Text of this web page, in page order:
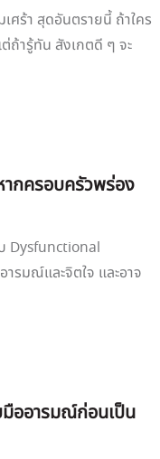
เศร้า สุดอันตรายนี้ ถ้าใคร
ต่ถ้ารู้ทัน สังเกตดี ๆ จะ
ากครอบครัวพร่อง
Dysfunctional
รมณ์และจิตใจ และอาจ
ออารมณ์ก่อนเป็น